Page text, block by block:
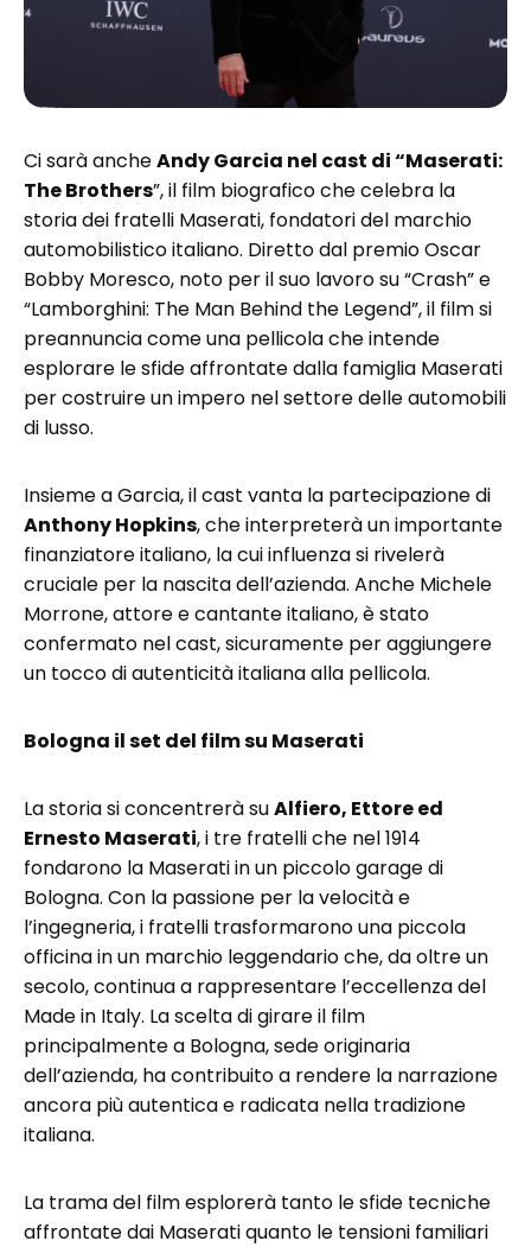
Ci sarà ancheAndy Garcia nel cast di “Maserati:
The Brothers”, il film biografico che celebra la
storia dei fratelli Maserati, fondatori del marchio
automobilistico italiano. Diretto dal premio Oscar
Bobby Moresco, noto per il suo lavoro su “Crash” e
“Lamborghini: The Man Behind the Legend”, il film si
preannuncia come una pellicola che intende
esplorare le sfide affrontate dalla famiglia Maserati
per costruire un impero nel settore delle automobili
di lusso.
Insieme a Garcia, il cast vanta la partecipazione di
Anthony Hopkins, che interpreterà un importante
finanziatore italiano, la cui influenza si rivelerà
cruciale per la nascita dell’azienda. Anche Michele
Morrone, attore e cantante italiano, è stato
confermato nel cast, sicuramente per aggiungere
un tocco di autenticità italiana alla pellicola.
Bologna il set del film su Maserati
La storia si concentrerà suAlfiero, Ettore ed
Ernesto Maserati, i tre fratelli che nel 1914
fondarono la Maserati in un piccolo garage di
Bologna. Con la passione per la velocità e
l’ingegneria, i fratelli trasformarono una piccola
officina in un marchio leggendario che, da oltre un
secolo, continua a rappresentare l’eccellenza del
Made in Italy. La scelta di girare il film
principalmente a Bologna, sede originaria
dell’azienda, ha contribuito a rendere la narrazione
ancora più autentica e radicata nella tradizione
italiana.
La trama del film esplorerà tanto le sfide tecniche
affrontate dai Maserati quanto le tensioni familiari